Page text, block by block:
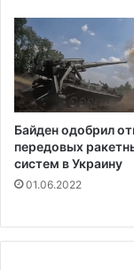
и
а
т
с
к
м
и
р
с
т
а
н
ц
и
Байден одобрил
передовых
систем в Украину
01.06.2022